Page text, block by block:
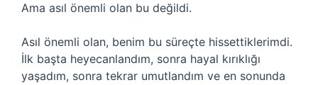
Ama asıl önemli olan bu değildi.
Asıl önemli olan, benim bu süreçte hissettiklerimdi.
İlk başta heyecanlandım, sonra hayal kırıklığı
yaşadım, sonra tekrar umutlandım ve en sonunda